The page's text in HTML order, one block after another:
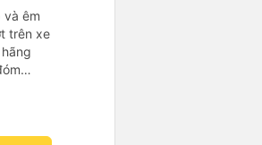
và êm
trên xe